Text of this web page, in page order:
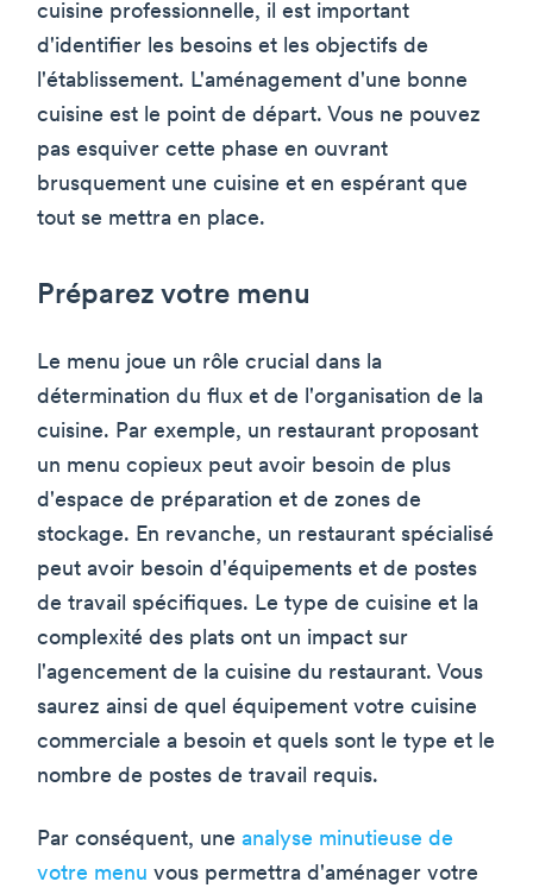
cuisine professionnelle, il est important
d'identifier les besoins et les objectifs de
l'établissement. L'aménagement d'une bonne
cuisine est le point de départ. Vous ne pouvez
pas esquiver cette phase en ouvrant
brusquement une cuisine et en espérant que
tout se mettra en place.
Préparez votre menu
Le menu joue un rôle crucial dans la
détermination du flux et de l'organisation de la
cuisine. Par exemple, un restaurant proposant
un menu copieux peut avoir besoin de plus
d'espace de préparation et de zones de
stockage. En revanche, un restaurant spécialisé
peut avoir besoin d'équipements et de postes
de travail spécifiques. Le type de cuisine et la
complexité des plats ont un impact sur
l'agencement de la cuisine du restaurant. Vous
saurez ainsi de quel équipement votre cuisine
commerciale a besoin et quels sont le type et le
nombre de postes de travail requis.
Par conséquent, une analyse minutieuse de
votre menu vous permettra d'aménager votre